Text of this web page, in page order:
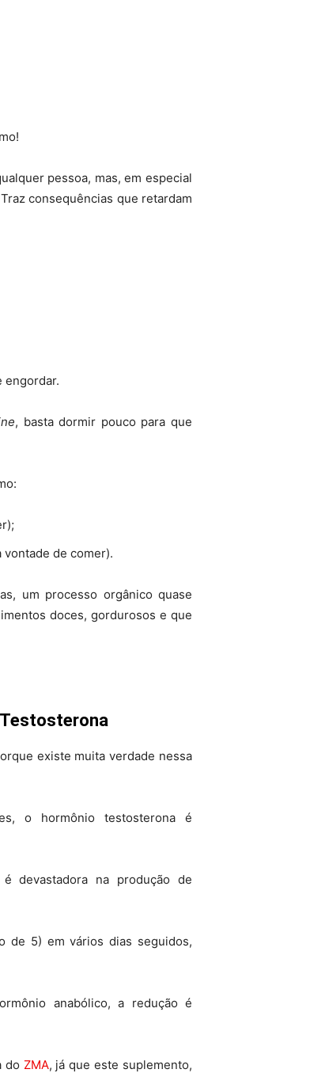
pessoa, mas, em especial
consequências que retardam
engordar.
, basta dormir pouco para que
de comer).
um processo orgânico quase
doces, gordurosos e que
existe muita verdade nessa
o hormônio testosterona é
devastadora na produção de
de 5) em vários dias seguidos,
anabólico, a redução é
do ZMA, já que este suplemento,